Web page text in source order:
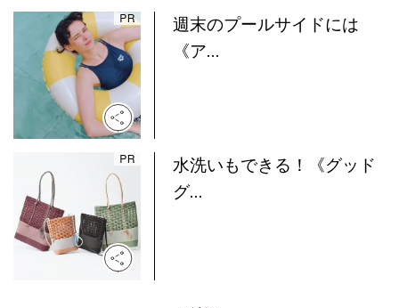
週末のプールサイドには
《ア...
水洗いもできる！《グッド
グ...